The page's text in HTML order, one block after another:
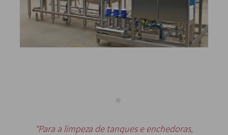
“Para a limpeza de tanques e enchedoras,